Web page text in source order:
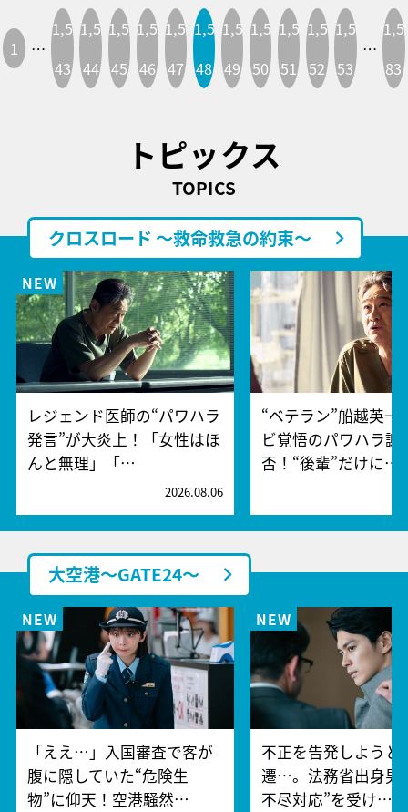
1 …
1,5
43
1,5
44
1,5
45
1,5
46
1,5
47
1,5
48
1,5
49
1,5
50
1,5
51
1,5
52
1,5
53
…
1,5
83
トピックス
TOPICS
クロスロード ～救命救急の約束～
レジェンド医師の“パワハラ
発言”が大炎上！「女性はほ
んと無理」「…
2026.08.06
“ベテラン”船越英一
ビ覚悟のパワハラ謝
否！“後輩”だけに…
大空港～GATE24～
「ええ…」入国審査で客が
腹に隠していた“危険生
物”に仰天！空港騒然…
不正を告発しようと
遷…。法務省出身男
不尽対応”を受け…